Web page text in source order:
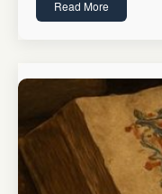
Read More